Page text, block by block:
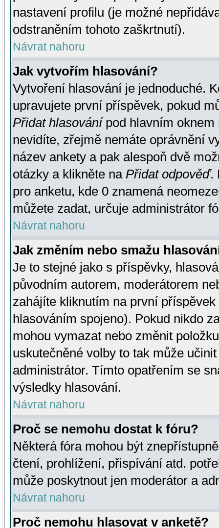
nastavení profilu (je možné
odstraněním tohoto zaškrtnutí).
Návrat nahoru
Jak vytvořím hlasování?
Vytvoření hlasování je jednoduché.
upravujete první příspěvek, pokud
Přidat hlasovánípod hlavním oknem
nevidíte, zřejmě nemáte oprávnění
název ankety a pak alespoň dvě
otázky a klikněte na Přidat odpověď.
pro anketu, kde 0 znamená
můžete zadat, určuje administrátor
Návrat nahoru
Jak změním nebo smažu
Je to stejné jako s příspěvky,
původním autorem, moderátorem
zahájíte kliknutím na první
hlasováním spojeno). Pokud nikdo
mohou vymazat nebo změnit
uskutečněné volby to tak může
administrátor. Tímto opatřením se
výsledky hlasování.
Návrat nahoru
Proč se nemohu dostat k fóru?
Některá fóra mohou být
čtení, prohlížení, přispívání atd.
může poskytnout jen moderátor a
Návrat nahoru
Proč nemohu hlasovat v anketě?